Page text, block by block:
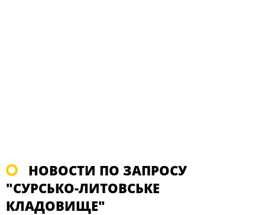
НОВОСТИ ПО ЗАПРОСУ
"СУРСЬКО-ЛИТОВСЬКЕ
КЛАДОВИЩЕ"